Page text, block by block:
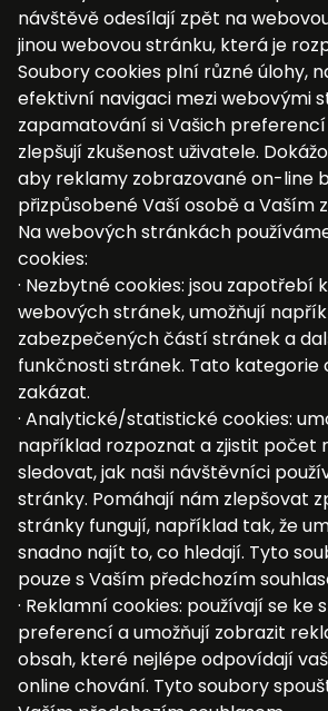
návštěvě odesílají zpět na
jinou webovou stránku, která je
Soubory cookies plní různé úlohy,
efektivní navigaci mezi webovými
zapamatování si Vašich
zlepšují zkušenost uživatele.
aby reklamy zobrazované on-line
přizpůsobené Vaší osobě a Vaším
Na webových stránkách
cookies:
· Nezbytné cookies: jsou zapotřebí
webových stránek, umožňují
zabezpečených částí stránek a
funkčnosti stránek. Tato kategorie
zakázat.
· Analytické/statistické cookies:
například rozpoznat a zjistit počet
sledovat, jak naši návštěvníci
stránky. Pomáhají nám zlepšovat
stránky fungují, například tak, že
snadno najít to, co hledají. Tyto
pouze s Vaším předchozím
· Reklamní cookies: používají se ke
preferencí a umožňují zobrazit
obsah, které nejlépe odpovídají
online chování. Tyto soubory